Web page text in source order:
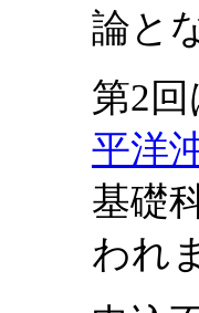
論と
第2回
平洋
基礎
われ